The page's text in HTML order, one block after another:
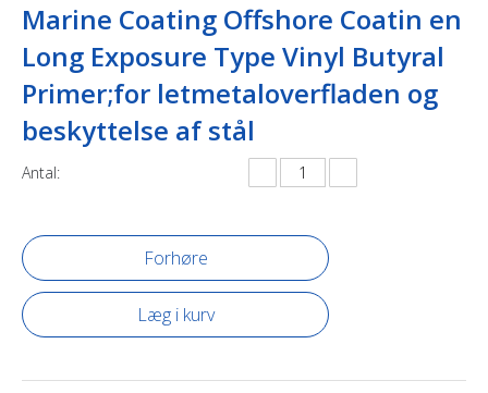
Marine Coating Offshore Coatin en
Long Exposure Type Vinyl Butyral
Primer;for letmetaloverfladen og
beskyttelse af stål
Antal:
Forhøre
Læg i kurv